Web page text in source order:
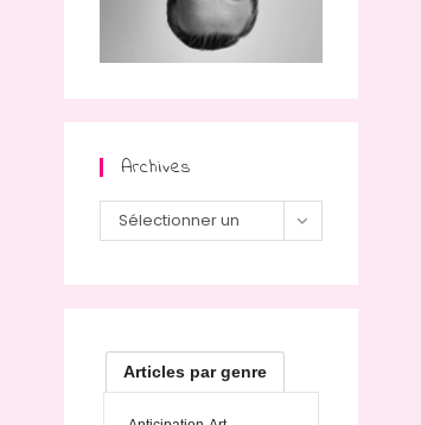
Archives
Archives
Sélectionner un
Articles par genre